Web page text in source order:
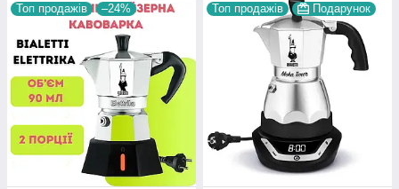
Топ продажів –24% Топ продажів Подарунок